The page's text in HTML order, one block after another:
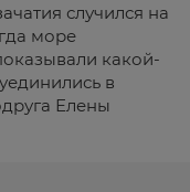
случился на
море
какой-
в
Елены